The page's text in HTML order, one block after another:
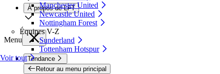
Manchester United
Newcastle United
Nottingham Forest
Équipes V-Z
Sunderland
Tottenham Hotspur
Voir tout
À propos de LFT
Menu
Tendance
Retour au menu principal